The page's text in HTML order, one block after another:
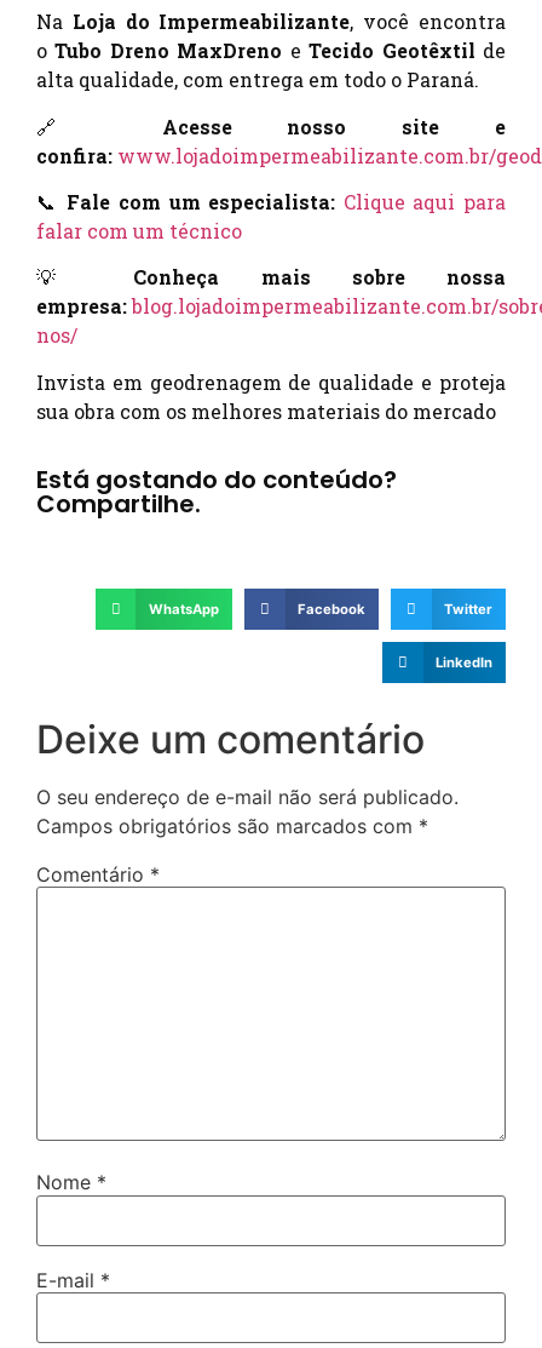
Na Loja do Impermeabilizante, você encontra
oTubo Dreno MaxDreno eTecido Geotêxtil de
alta qualidade, com entrega em todo o Paraná.
🔗 Acesse nosso site e
confira: www.lojadoimpermeabilizante.com.br/
📞 Fale com um especialista: Clique aqui para
falar com um técnico
💡 Conheça mais sobre nossa
empresa:blog.lojadoimpermeabilizante.com.br/
nos/
Invista em geodrenagem de qualidade e proteja
sua obra com os melhores materiais do mercado
Está gostando do conteúdo?
Compartilhe.
WhatsApp Facebook Twitter
LinkedIn
Deixe um comentário
O seu endereço de e-mail não será publicado.
Campos obrigatórios são marcados com *
Comentário *
Nome *
E-mail *